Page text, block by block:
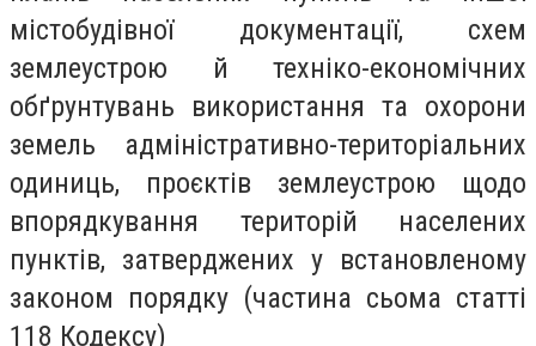
містобудівної документації, схем
землеустрою й техніко-економічних
обґрунтувань використання та охорони
земель адміністративно-територіальних
одиниць, проєктів землеустрою щодо
впорядкування територій населених
пунктів, затверджених у встановленому
законом порядку (частина сьома статті
118 Кодексу)